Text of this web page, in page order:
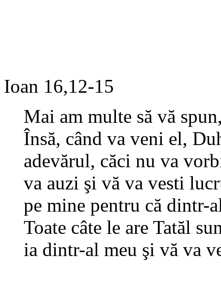
Ioan 16,12-15
Mai am multe să vă
Însă, când va veni el,
adevărul, căci nu va
va auzi şi vă va vesti
pe mine pentru că dintr-
Toate câte le are Tatăl
ia dintr-al meu şi vă va